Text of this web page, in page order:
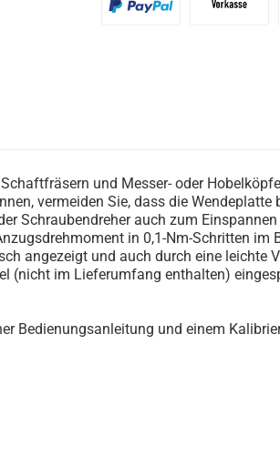
und Messer- oder
vermeiden Sie, dass die
Schraubendreher auch zum
in 0,1-Nm-Schritten im
angezeigt und auch durch eine leichte
(nicht im Lieferumfang enthalten)
Bedienungsanleitung und einem